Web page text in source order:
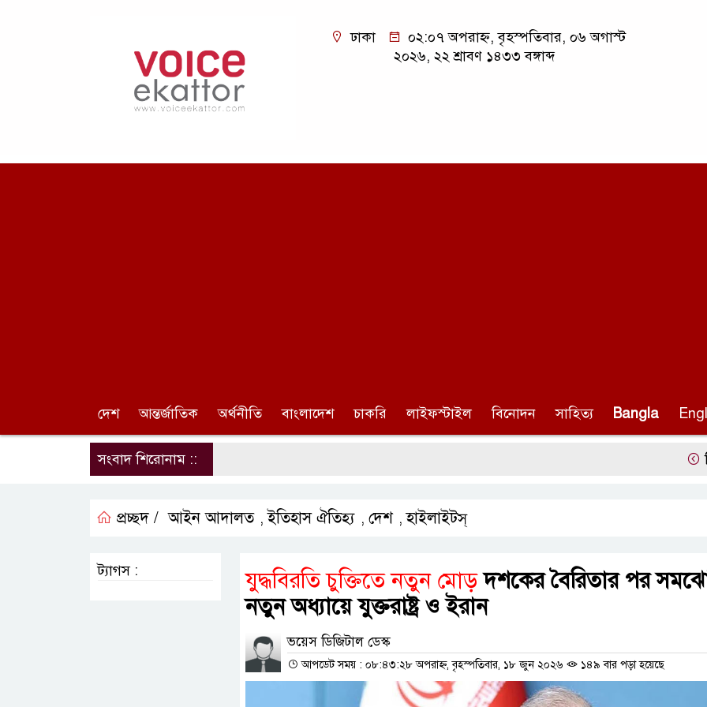
ঢাকা
০২:০৭ অপরাহ্ন, বৃহস্পতিবার, ০৬ অগাস্ট
২০২৬, ২২ শ্রাবণ ১৪৩৩ বঙ্গাব্দ
দেশ আন্তর্জাতিক অর্থনীতি বাংলাদেশ চাকরি লাইফস্টাইল বিনোদন সাহিত্য Bangla
সংবাদ শিরোনাম ::
প্রচ্ছদ / আইন আদালত ,ইতিহাস ঐতিহ্য , দেশ ,হাইলাইটস্
যুদ্ধবিরতি চুক্তিতে নতুন মোড়দশকের বৈরিতার পর
নতুন অধ্যায়ে যুক্তরাষ্ট্র ও ইরান
ভয়েস ডিজিটাল ডেস্ক
আপডেট সময় : ০৮:৪৩:২৮ অপরাহ্ন, বৃহস্পতিবার, ১৮ জুন ২০২৬ ১৪৯ বার পড়া হয়েছে
ট্যাগস :